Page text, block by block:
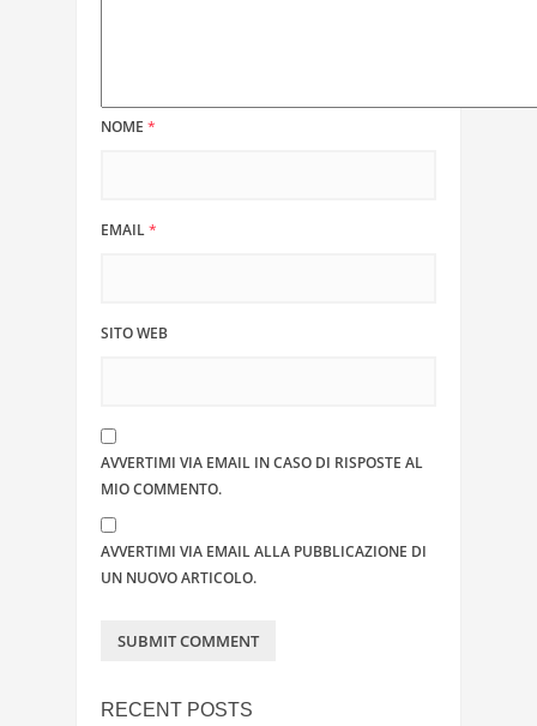
NOME *
EMAIL*
SITO WEB
AVVERTIMI VIA EMAIL IN CASO DI RISPOSTE AL
MIO COMMENTO.
AVVERTIMI VIA EMAIL ALLA PUBBLICAZIONE DI
UN NUOVO ARTICOLO.
RECENT POSTS